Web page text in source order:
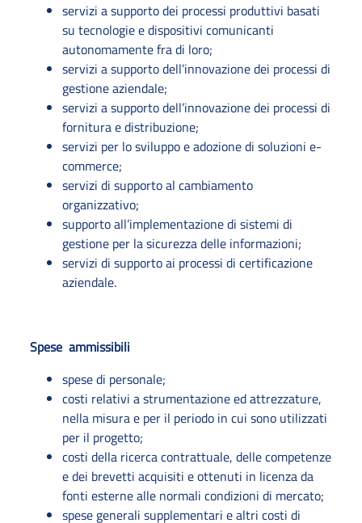
servizi a supporto dei processi produttivi basati
su tecnologie e dispositivi comunicanti
autonomamente fra di loro;
servizi a supporto dell’innovazione dei processi di
gestione aziendale;
servizi a supporto dell’innovazione dei processi di
fornitura e distribuzione;
servizi per lo sviluppo e adozione di soluzioni e-
commerce;
servizi di supporto al cambiamento
organizzativo;
supporto all’implementazione di sistemi di
gestione per la sicurezza delle informazioni;
servizi di supporto ai processi di certificazione
aziendale.
Spese ammissibili
spese di personale;
costi relativi a strumentazione ed attrezzature,
nella misura e per il periodo in cui sono utilizzati
per il progetto;
costi della ricerca contrattuale, delle competenze
e dei brevetti acquisiti e ottenuti in licenza da
fonti esterne alle normali condizioni di mercato;
spese generali supplementari e altri costi di